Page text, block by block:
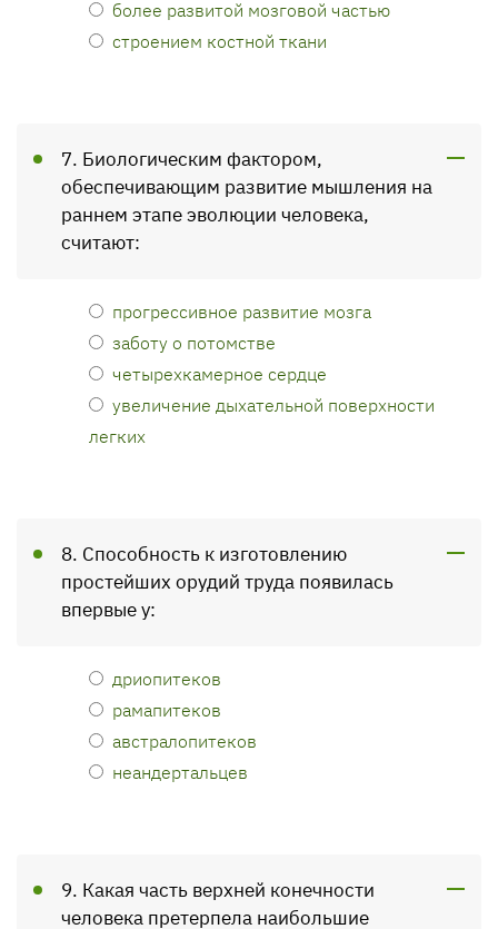
более развитой мозговой частью
строением костной ткани
7. Биологическим фактором,
обеспечивающим развитие мышления на
раннем этапе эволюции человека,
считают:
прогрессивное развитие мозга
заботу о потомстве
четырехкамерное сердце
увеличение дыхательной поверхности
легких
8. Способность к изготовлению
простейших орудий труда появилась
впервые у:
дриопитеков
рамапитеков
австралопитеков
неандертальцев
9. Какая часть верхней конечности
человека претерпела наибольшие